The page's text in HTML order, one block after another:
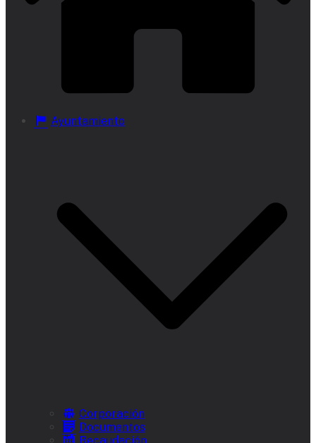
Ayuntamiento
Corporación
Documentos